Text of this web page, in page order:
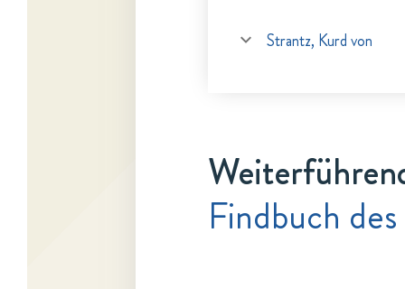
Strantz, Kurd von
Findbuch